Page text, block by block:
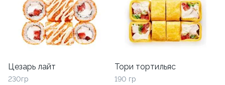
Цезарь лайт
230гр
Тори тортильяс
190 гр